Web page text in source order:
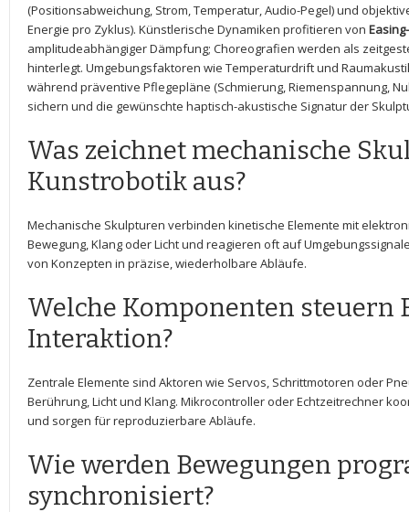
(Positionsabweichung, Strom, Temperatur, Audio-Pegel)⁣ und
Energie pro‍ Zyklus).‌ Künstlerische ‌Dynamiken profitieren von
amplitudeabhängiger Dämpfung;⁣ Choreografien werden ‌als
hinterlegt. Umgebungsfaktoren wie⁣ Temperaturdrift⁢ und
während präventive Pflegepläne (Schmierung, Riemenspannung,
sichern und die gewünschte haptisch-akustische ‌Signatur der‌
Was ⁤zeichnet mechanische
Kunstrobotik⁣ aus?
Mechanische Skulpturen verbinden kinetische Elemente‌ mit
Bewegung,​ Klang oder ‍Licht‌ und reagieren oft ⁢auf
von ​Konzepten in präzise, wiederholbare Abläufe.
Welche Komponenten steuern
‌Interaktion?
Zentrale ⁢Elemente sind Aktoren⁣ wie⁢ Servos, Schrittmotoren ⁢oder‌
Berührung, Licht und Klang. Mikrocontroller oder Echtzeitrechner
und sorgen​ für reproduzierbare Abläufe.
Wie werden Bewegungen
synchronisiert?